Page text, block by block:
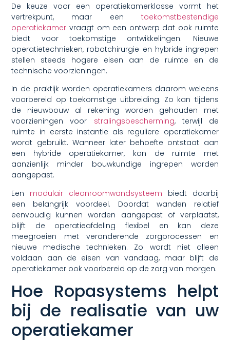
De keuze voor een operatiekamerklasse vormt het
vertrekpunt, maar een toekomstbestendige
operatiekamer vraagt om een ontwerp dat ook ruimte
biedt voor toekomstige ontwikkelingen. Nieuwe
operatietechnieken, robotchirurgie en hybride ingrepen
stellen steeds hogere eisen aan de ruimte en de
technische voorzieningen.
In de praktijk worden operatiekamers daarom weleens
voorbereid op toekomstige uitbreiding. Zo kan tijdens
de nieuwbouw al rekening worden gehouden met
voorzieningen voor stralingsbescherming, terwijl de
ruimte in eerste instantie als reguliere operatiekamer
wordt gebruikt. Wanneer later behoefte ontstaat aan
een hybride operatiekamer, kan de ruimte met
aanzienlijk minder bouwkundige ingrepen worden
aangepast.
Een modulair cleanroomwandsysteem biedt daarbij
een belangrijk voordeel. Doordat wanden relatief
eenvoudig kunnen worden aangepast of verplaatst,
blijft de operatieafdeling flexibel en kan deze
meegroeien met veranderende zorgprocessen en
nieuwe medische technieken. Zo wordt niet alleen
voldaan aan de eisen van vandaag, maar blijft de
operatiekamer ook voorbereid op de zorg van morgen.
Hoe Ropasystems helpt
bij de realisatie van uw
operatiekamer